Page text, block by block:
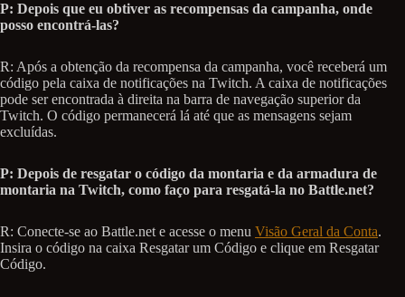
P: Depois que eu obtiver as recompensas da campanha, onde
posso encontrá-las?
R: Após a obtenção da recompensa da campanha, você receberá um
código pela caixa de notificações na Twitch. A caixa de notificações
pode ser encontrada à direita na barra de navegação superior da
Twitch. O código permanecerá lá até que as mensagens sejam
excluídas.
P: Depois de resgatar o código da montaria e da armadura de
montaria na Twitch, como faço para resgatá-la no Battle.net?
R: Conecte-se ao Battle.net e acesse o menu Visão Geral da Conta.
Insira o código na caixa Resgatar um Código e clique em Resgatar
Código.